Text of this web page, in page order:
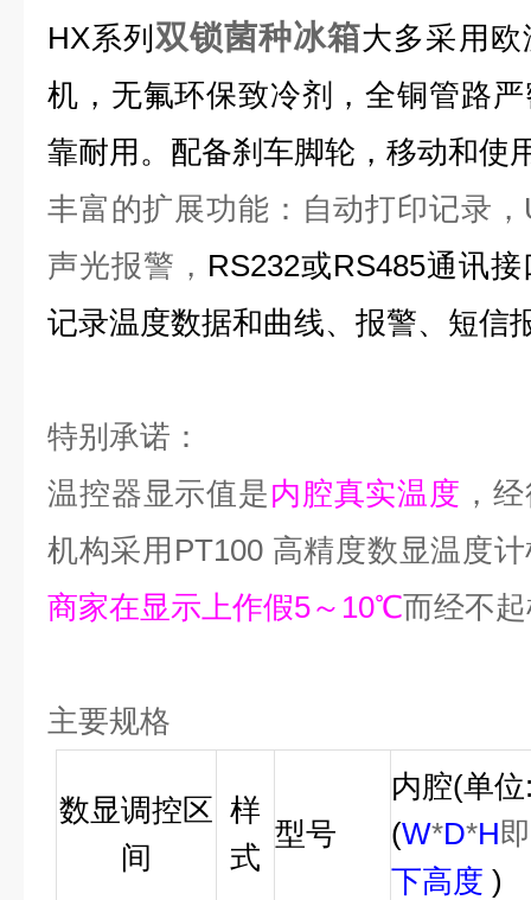
HX系列双锁菌种冰箱大多采用
机，无氟环保致冷剂，全铜管路
靠耐用。配备刹车脚轮，移动和使
丰富的扩展功能：自动打印记录
声光报警， RS232或RS485通讯接
记录温度数据和曲线、报警、短信
特别承诺 ：
温控器显示值是内腔真实温度 ，
机构采用 PT100 高精度数显温度计
商家在显示上作假5～10℃而经不
主要规格
数显调控区
间
样
式
型号
内腔(单位
(W*D*H即
下高度 )